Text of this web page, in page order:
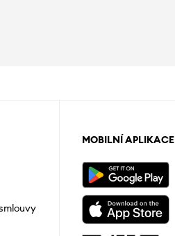
MOBILNÍ APLIKACE